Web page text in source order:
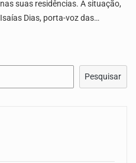
suas residências. A situação,
Dias, porta-voz das…
Pesquisar